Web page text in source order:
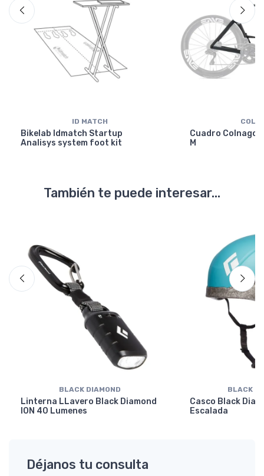
ID MATCH
Bikelab Idmatch Startup
Analisys system foot kit
Cuadro Colnago
M
También te puede interesar...
BLACK DIAMOND
Linterna LLavero Black Diamond
ION 40 Lumenes
BLACK
Casco Black
Escalada
Déjanos tu consulta